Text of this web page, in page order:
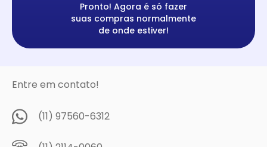
Pronto! Agora é só fazer
suas compras normalmente
de onde estiver!
Entre em contato!
(11) 97560-6312